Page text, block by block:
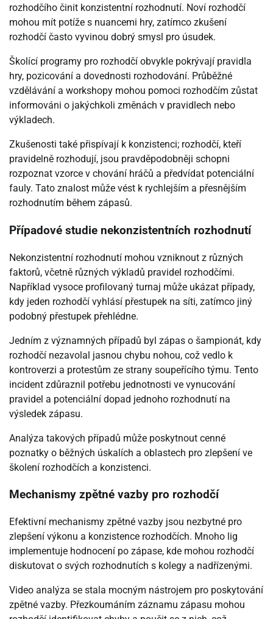
rozhodčího činit konzistentní rozhodnutí. Noví rozhodčí
mohou mít potíže s nuancemi hry, zatímco zkušení
rozhodčí často vyvinou dobrý smysl pro úsudek.
Školící programy pro rozhodčí obvykle pokrývají pravidla
hry, pozicování a dovednosti rozhodování. Průběžné
vzdělávání a workshopy mohou pomoci rozhodčím zůstat
informováni o jakýchkoli změnách v pravidlech nebo
výkladech.
Zkušenosti také přispívají k konzistenci; rozhodčí, kteří
pravidelně rozhodují, jsou pravděpodobněji schopni
rozpoznat vzorce v chování hráčů a předvídat potenciální
fauly. Tato znalost může vést k rychlejším a přesnějším
rozhodnutím během zápasů.
Případové studie nekonzistentních rozhodnutí
Nekonzistentní rozhodnutí mohou vzniknout z různých
faktorů, včetně různých výkladů pravidel rozhodčími.
Například vysoce profilovaný turnaj může ukázat případy,
kdy jeden rozhodčí vyhlásí přestupek na síti, zatímco jiný
podobný přestupek přehlédne.
Jedním z významných případů byl zápas o šampionát, kdy
rozhodčí nezavolal jasnou chybu nohou, což vedlo k
kontroverzi a protestům ze strany soupeřícího týmu. Tento
incident zdůraznil potřebu jednotnosti ve vynucování
pravidel a potenciální dopad jednoho rozhodnutí na
výsledek zápasu.
Analýza takových případů může poskytnout cenné
poznatky o běžných úskalích a oblastech pro zlepšení ve
školení rozhodčích a konzistenci.
Mechanismy zpětné vazby pro rozhodčí
Efektivní mechanismy zpětné vazby jsou nezbytné pro
zlepšení výkonu a konzistence rozhodčích. Mnoho lig
implementuje hodnocení po zápase, kde mohou rozhodčí
diskutovat o svých rozhodnutích s kolegy a nadřízenými.
Video analýza se stala mocným nástrojem pro poskytování
zpětné vazby. Přezkoumáním záznamu zápasu mohou